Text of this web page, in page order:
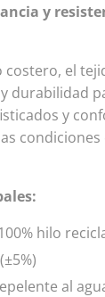
y
costero, el
durabilidad
y
hilo
al